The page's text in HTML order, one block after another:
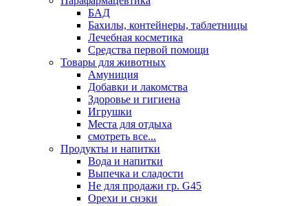
БАД
Бахилы, контейнеры, таблетницы
Лечебная косметика
Средства первой помощи
Товары для животных
Амуниция
Добавки и лакомства
Здоровье и гигиена
Игрушки
Места для отдыха
смотреть все...
Продукты и напитки
Вода и напитки
Выпечка и сладости
Не для продажи гр. G45
Орехи и снэки